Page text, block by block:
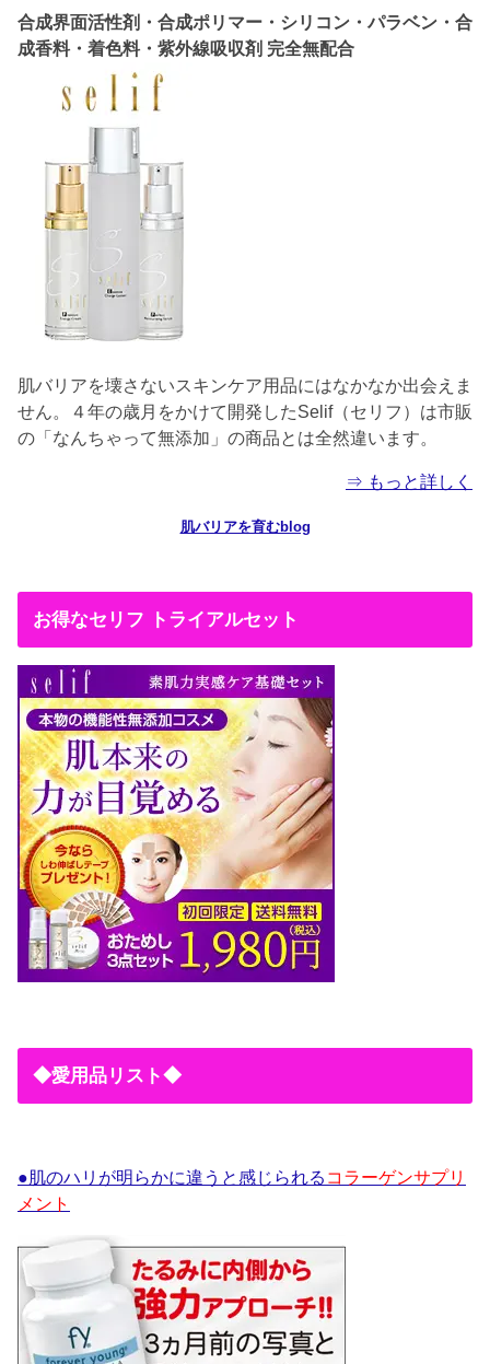
合成界面活性剤・合成ポリマー・シリコン・パラベン・合
成香料・着色料・紫外線吸収剤 完全無配合
肌バリアを壊さないスキンケア用品にはなかなか出会えま
せん。４年の歳月をかけて開発したSelif（セリフ）は市販
の「なんちゃって無添加」の商品とは全然違います。
⇒ もっと詳しく
肌バリアを育むblog
お得なセリフ トライアルセット
◆愛用品リスト◆
●肌のハリが明らかに違うと感じられる コラーゲンサプリ
メント